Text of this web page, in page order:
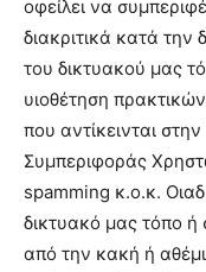
οφείλει να
διακριτικά κατά την
του δικτυακού μας
υιοθέτηση
που αντίκεινται
Συμπεριφοράς
spamming κ.ο.κ.
δικτυακό μας τόπο ή
από την κακή ή